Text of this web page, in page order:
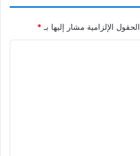
الحقول الإلزامية مشار إليها بـ *